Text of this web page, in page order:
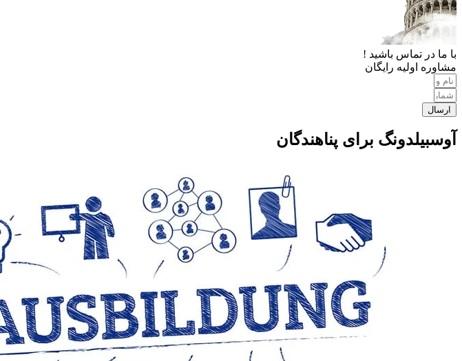
با ما در تماس باشید !
مشاوره اولیه رایگان
ارسال
آوسبیلدونگ برای پناهندگان